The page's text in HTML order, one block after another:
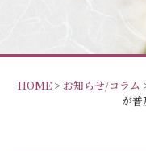
HOME> お知らせ/コラム
が